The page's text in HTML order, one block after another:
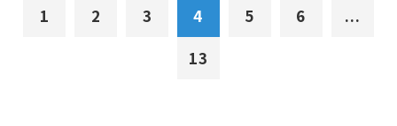
1 2 3 4 5 6
...
13